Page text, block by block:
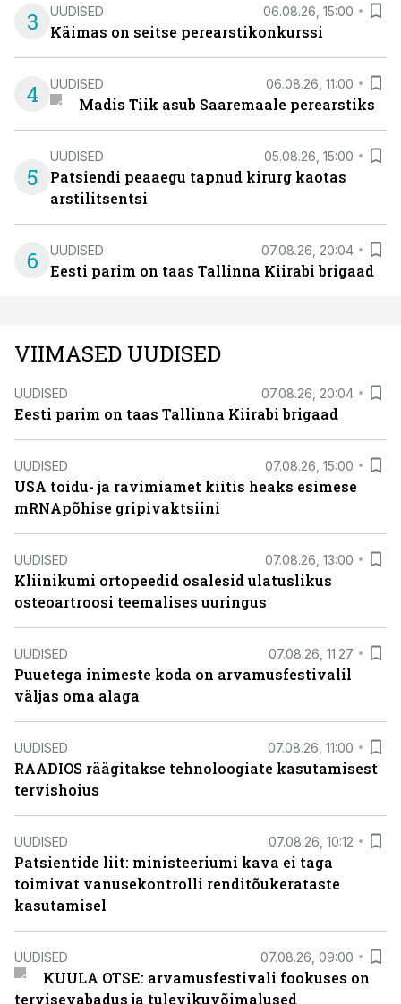
3 UUDISED 06.08.26, 15:00
Käimas on seitse perearstikonkurssi
4 UUDISED 06.08.26, 11:00
Madis Tiik asub Saaremaale perearstiks
5
UUDISED 05.08.26, 15:00
Patsiendi peaaegu tapnud kirurg kaotas
arstilitsentsi
6 UUDISED 07.08.26, 20:04
Eesti parim on taas Tallinna Kiirabi brigaad
VIIMASED UUDISED
UUDISED 07.08.26, 20:04
Eesti parim on taas Tallinna Kiirabi brigaad
UUDISED 07.08.26, 15:00
USA toidu- ja ravimiamet kiitis heaks esimese
mRNApõhise gripivaktsiini
UUDISED 07.08.26, 13:00
Kliinikumi ortopeedid osalesid ulatuslikus
osteoartroosi teemalises uuringus
UUDISED 07.08.26, 11:27
Puuetega inimeste koda on arvamusfestivalil
väljas oma alaga
UUDISED 07.08.26, 11:00
RAADIOS räägitakse tehnoloogiate kasutamisest
tervishoius
UUDISED 07.08.26, 10:12
Patsientide liit: ministeeriumi kava ei taga
toimivat vanusekontrolli renditõukerataste
kasutamisel
UUDISED 07.08.26, 09:00
KUULA OTSE: arvamusfestivali fookuses on
tervisevabadus ja tulevikuvõimalused